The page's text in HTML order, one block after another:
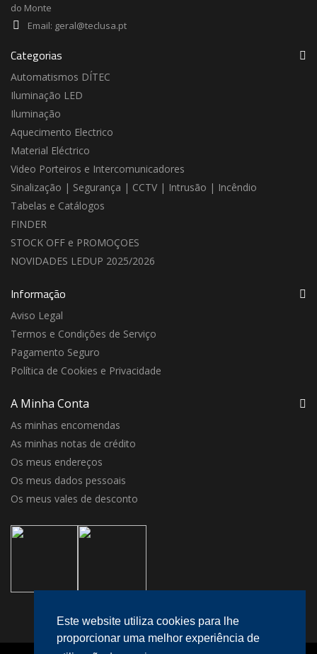
Este website utiliza cookies para lhe
proporcionar uma melhor experiência de
do Monte
Email: geral@teclusa.pt
Categorias
Automatismos DÍTEC
Iluminação LED
Iluminação
Aquecimento Electrico
Material Eléctrico
Video Porteiros e Intercomunicadores
Sinalização | Segurança | CCTV | Intrusão | Incêndio
Tabelas e Catálogos
FINDER
STOCK OFF e PROMOÇOES
NOVIDADES LEDUP 2025/2026
Informação
Aviso Legal
Termos e Condições de Serviço
Pagamento Seguro
Política de Cookies e Privacidade
A Minha Conta
As minhas encomendas
As minhas notas de crédito
Os meus endereços
Os meus dados pessoais
Os meus vales de desconto